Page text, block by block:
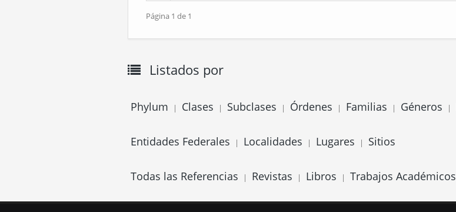
Página 1 de 1
Listados por
Phylum | Clases | Subclases | Órdenes | Familias | Géneros |
Entidades Federales | Localidades | Lugares | Sitios
Todas las Referencias | Revistas | Libros | Trabajos Académicos